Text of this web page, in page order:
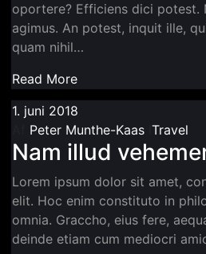
oportere? Efficiens dici potest.
agimus. An potest, inquit ille,
quam nihil…
Read More
1. juni 2018
Peter Munthe-Kaas Travel
Nam illud
Lorem ipsum dolor sit amet,
elit. Hoc enim constituto in
omnia. Graccho, eius fere,
deinde etiam cum mediocri